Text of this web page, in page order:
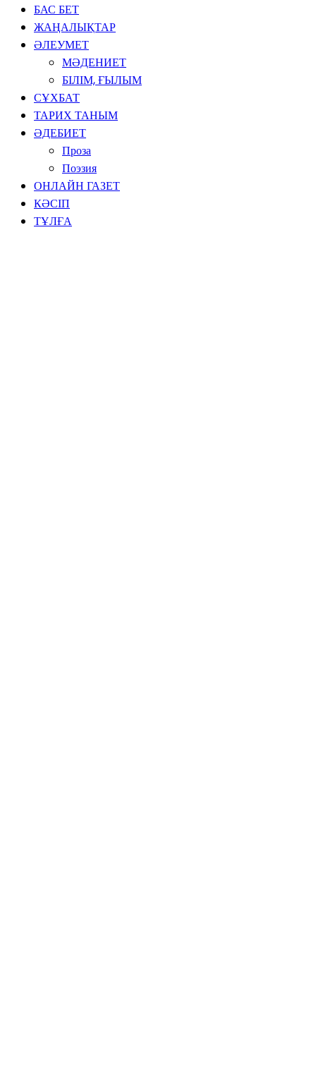
БАС БЕТ
ЖАҢАЛЫҚТАР
ӘЛЕУМЕТ
МӘДЕНИЕТ
БІЛІМ, ҒЫЛЫМ
СҰХБАТ
ТАРИХ ТАНЫМ
ӘДЕБИЕТ
Проза
Поэзия
ОНЛАЙН ГАЗЕТ
КӘСІП
ТҰЛҒА